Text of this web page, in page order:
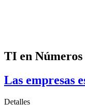
TI en Números
Las empresas
Detalles